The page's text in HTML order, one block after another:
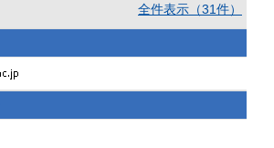
全件表示（31件）